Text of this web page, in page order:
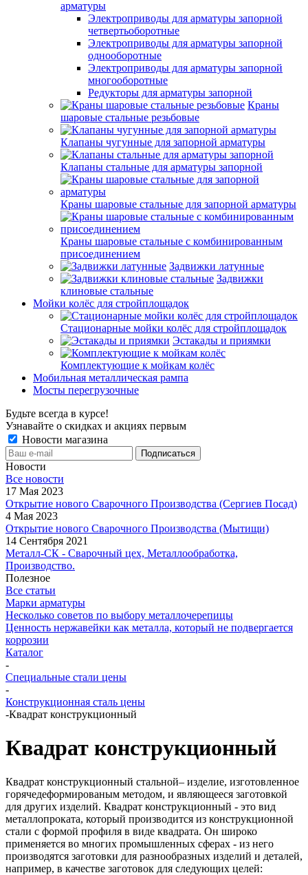
арматуры
Электроприводы для арматуры запорной
четвертьоборотные
Электроприводы для арматуры запорной
однооборотные
Электроприводы для арматуры запорной
многооборотные
Редукторы для арматуры запорной
Краны
шаровые стальные резьбовые
Клапаны чугунные для запорной арматуры
Клапаны стальные для арматуры запорной
Краны шаровые стальные для запорной арматуры
Краны шаровые стальные с комбинированным
присоединением
Задвижки латунные
Задвижки
клиновые стальные
Мойки колёс для стройплощадок
Стационарные мойки колёс для стройплощадок
Эстакады и приямки
Комплектующие к мойкам колёс
Мобильная металлическая рампа
Мосты перегрузочные
Будьте всегда в курсе!
Узнавайте о скидках и акциях первым
Новости магазина
Новости
Все новости
17 Мая 2023
Открытие нового Сварочного Производства (Сергиев Посад)
4 Мая 2023
Открытие нового Сварочного Производства (Мытищи)
14 Сентября 2021
Металл-СК - Сварочный цех, Металлообработка,
Производство.
Полезное
Все статьи
Марки арматуры
Несколько советов по выбору металлочерепицы
Ценность нержавейки как металла, который не подвергается
коррозии
Каталог
-
Специальные стали цены
-
Конструкционная сталь цены
-Квадрат конструкционный
Квадрат конструкционный
Квадрат конструкционный стальной– изделие, изготовленное
горячедеформированым методом, и являющееся заготовкой
для других изделий. Квадрат конструкционный - это вид
металлопроката, который производится из конструкционной
стали с формой профиля в виде квадрата. Он широко
применяется во многих промышленных сферах - из него
производятся заготовки для разнообразных изделий и деталей,
например, в качестве заготовок для следующих целей: